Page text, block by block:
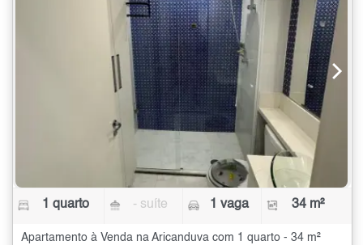
1 quarto - suíte 1 vaga 34 m²
Apartamento à Venda na Aricanduva com 1 quarto - 34 m²